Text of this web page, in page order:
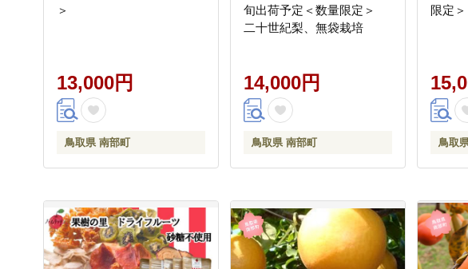
＞
13,000円
鳥取県 南部町
旬出荷予定＜数量限定＞
二十世紀梨、無袋栽培
14,000円
鳥取県 南部町
限定＞
鳥取